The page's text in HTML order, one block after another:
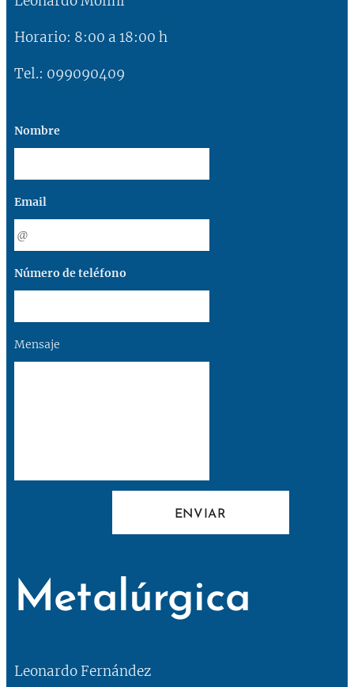
Horario: 8:00 a 18:00 h
Tel.: 099090409
Nombre
Email
Número de teléfono
Mensaje
ENVIAR
Metalúrgica
Leonardo Fernández